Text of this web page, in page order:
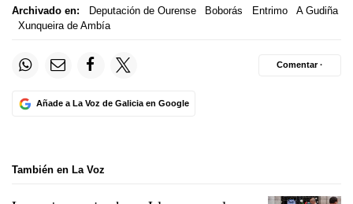
Archivado en: Deputación de Ourense Boborás Entrimo
A Gudiña
Xunqueira de Ambía
Añade a La Voz de Galicia en Google
Comentar ·
También en La Voz